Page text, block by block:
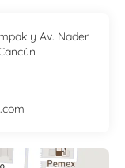
y Av. Nader